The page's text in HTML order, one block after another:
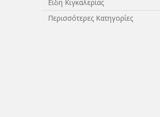
Είδη Κιγκαλερίας
Περισσότερες Κατηγορίες